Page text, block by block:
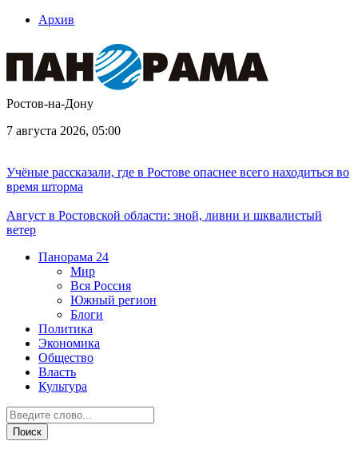
Архив
Ростов-на-Дону
7 августа 2026, 05:00
Учёные рассказали, где в Ростове опаснее всего находиться во
время шторма
Август в Ростовской области: зной, ливни и шквалистый
ветер
Панорама 24
Мир
Вся Россия
Южный регион
Блоги
Политика
Экономика
Общество
Власть
Культура